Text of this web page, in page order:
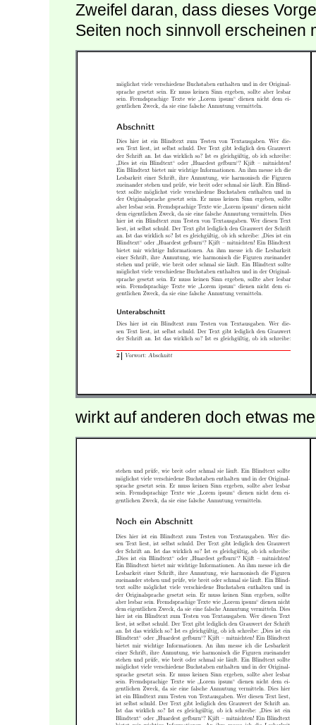
Zweifel daran, dass dieses
Seiten noch sinnvoll erscheinen
wirkt auf anderen doch etwas